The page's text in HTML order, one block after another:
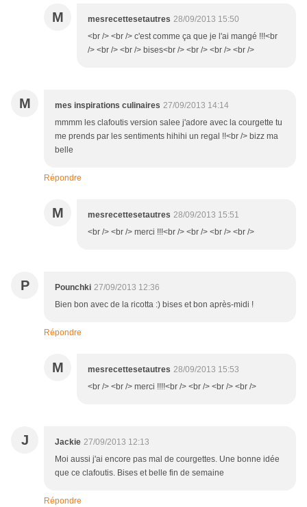
M mesrecettesetautres 28/09/2013 15:50
<br /> <br /> c'est comme ça que je l'ai mangé !!!<br
/> <br /> <br /> bises<br /> <br /> <br /> <br />
M mes inspirations culinaires 27/09/2013 14:14
mmmm les clafoutis version salee j'adore avec la courgette tu
me prends par les sentiments hihihi un regal !!<br /> bizz ma
belle
Répondre
M mesrecettesetautres 28/09/2013 15:51
<br /> <br /> merci !!!<br /> <br /> <br /> <br />
P Pounchki 27/09/2013 12:36
Bien bon avec de la ricotta :) bises et bon après-midi !
Répondre
M mesrecettesetautres 28/09/2013 15:53
<br /> <br /> merci !!!!<br /> <br /> <br /> <br />
J Jackie 27/09/2013 12:13
Moi aussi j'ai encore pas mal de courgettes. Une bonne idée
que ce clafoutis. Bises et belle fin de semaine
Répondre